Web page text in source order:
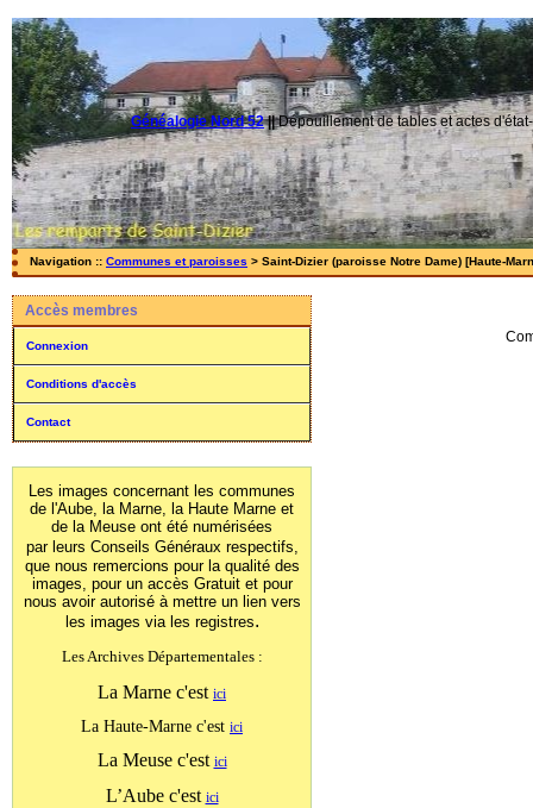
Généalogie Nord 52||Dépouillement de tables et actes
Navigation :: Communes et paroisses > Saint-Dizier (paroisse Notre Dame) [Haute-
Accès membres
Connexion
Conditions d'accès
Contact
Les images concernant les communes
de l'Aube, la Marne, la Haute Marne et
de la Meuse ont été numérisées
par leurs Conseils Généraux respectifs,
que nous remercions pour la qualité des
images, pour un accès Gratuit et pour
nous avoir autorisé à mettre un lien vers
les images via les registres.
Les Archives Départementales :
La Marne c'est ici
La Haute-Marne c'est ici
La Meuse c'est ici
L’Aube c'est ici